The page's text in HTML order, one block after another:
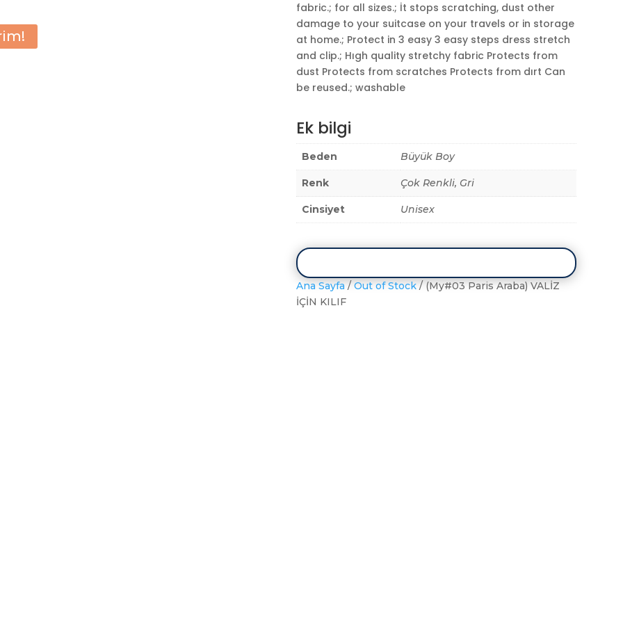
fabric.; for all sizes.; İt stops scratching, dust other
damage to your suitcase on your travels or in storage
at home.; Protect in 3 easy 3 easy steps dress stretch
and clip.; Hıgh quality stretchy fabric Protects from
dust Protects from scratches Protects from dırt Can
be reused.; washable
Ek bilgi
Beden Büyük Boy
Renk Çok Renkli, Gri
Cinsiyet Unisex
Ana Sayfa /Out of Stock/ (My#03 Paris Araba) VALİZ
İÇİN KILIF